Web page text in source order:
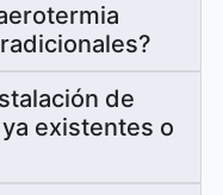
de
existentes o